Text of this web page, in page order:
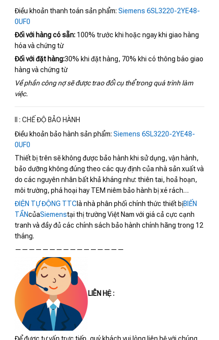
Điều khoản thanh toán sản phẩm: Siemens 6SL3220-2YE48-
0UF0
Đối với hàng có sẵn: 100% trước khi hoặc ngay khi giao hàng
hóa và chứng từ
Đối với đặt hàng:30% khi đặt hàng, 70% khi có thông báo giao
hàng và chứng từ
Về phần công nợ sẽ được trao đổi cụ thể trong quá trình làm
việc.
II : CHẾ ĐỘ BẢO HÀNH
Điều khoản bảo hành sản phẩm: Siemens 6SL3220-2YE48-
0UF0
Thiết bị trên sẽ không được bảo hành khi sử dụng, vận hành,
bảo dưỡng không đúng theo các quy định của nhà sản xuất và
do các nguyên nhân bất khả kháng như: thiên tai, hoả hoạn,
môi trường, phá hoại hay TEM niêm bảo hành bị xé rách…
ĐIỆN TỰ ĐỘNG TTC là nhà phân phối chính thức thiết bịBIẾN
TẦNcủaSiemenstại thị trường Việt Nam với giá cả cực cạnh
tranh và đầy đủ các chính sách bảo hành chính hãng trong 12
tháng.
————————————————
LIÊN HỆ :